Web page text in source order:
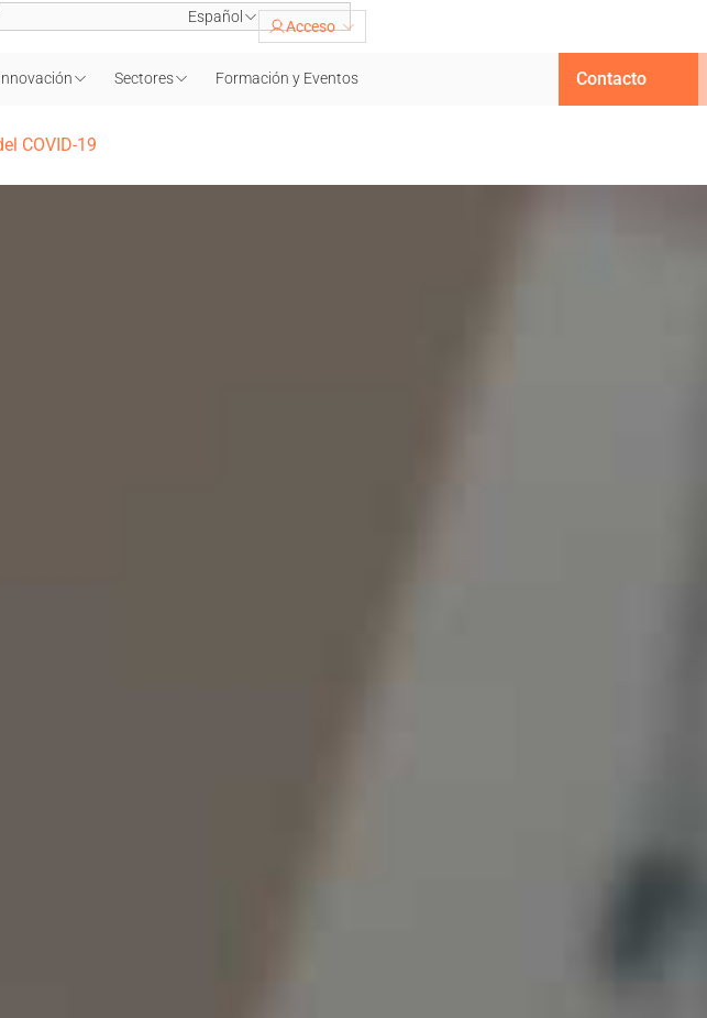
Español
Acceso
e Innovación Sectores Formación y Eventos Contacto
COVID-19